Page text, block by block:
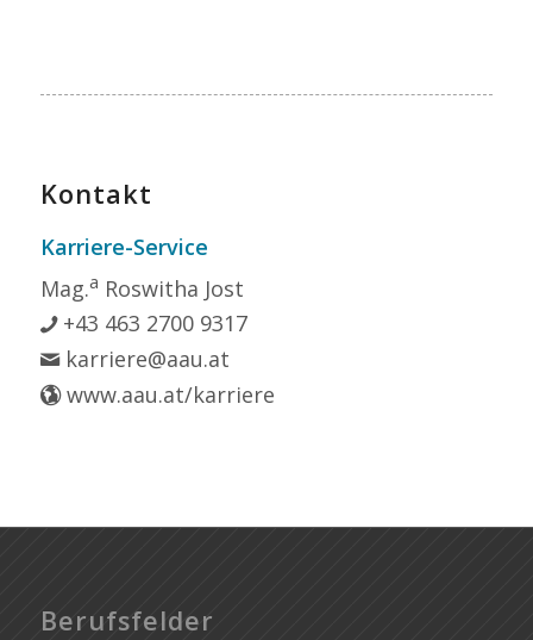
Kontakt
Karriere-Service
Mag.a Roswitha Jost
+43 463 2700 9317
karriere@aau.at
www.aau.at/karriere
Berufsfelder